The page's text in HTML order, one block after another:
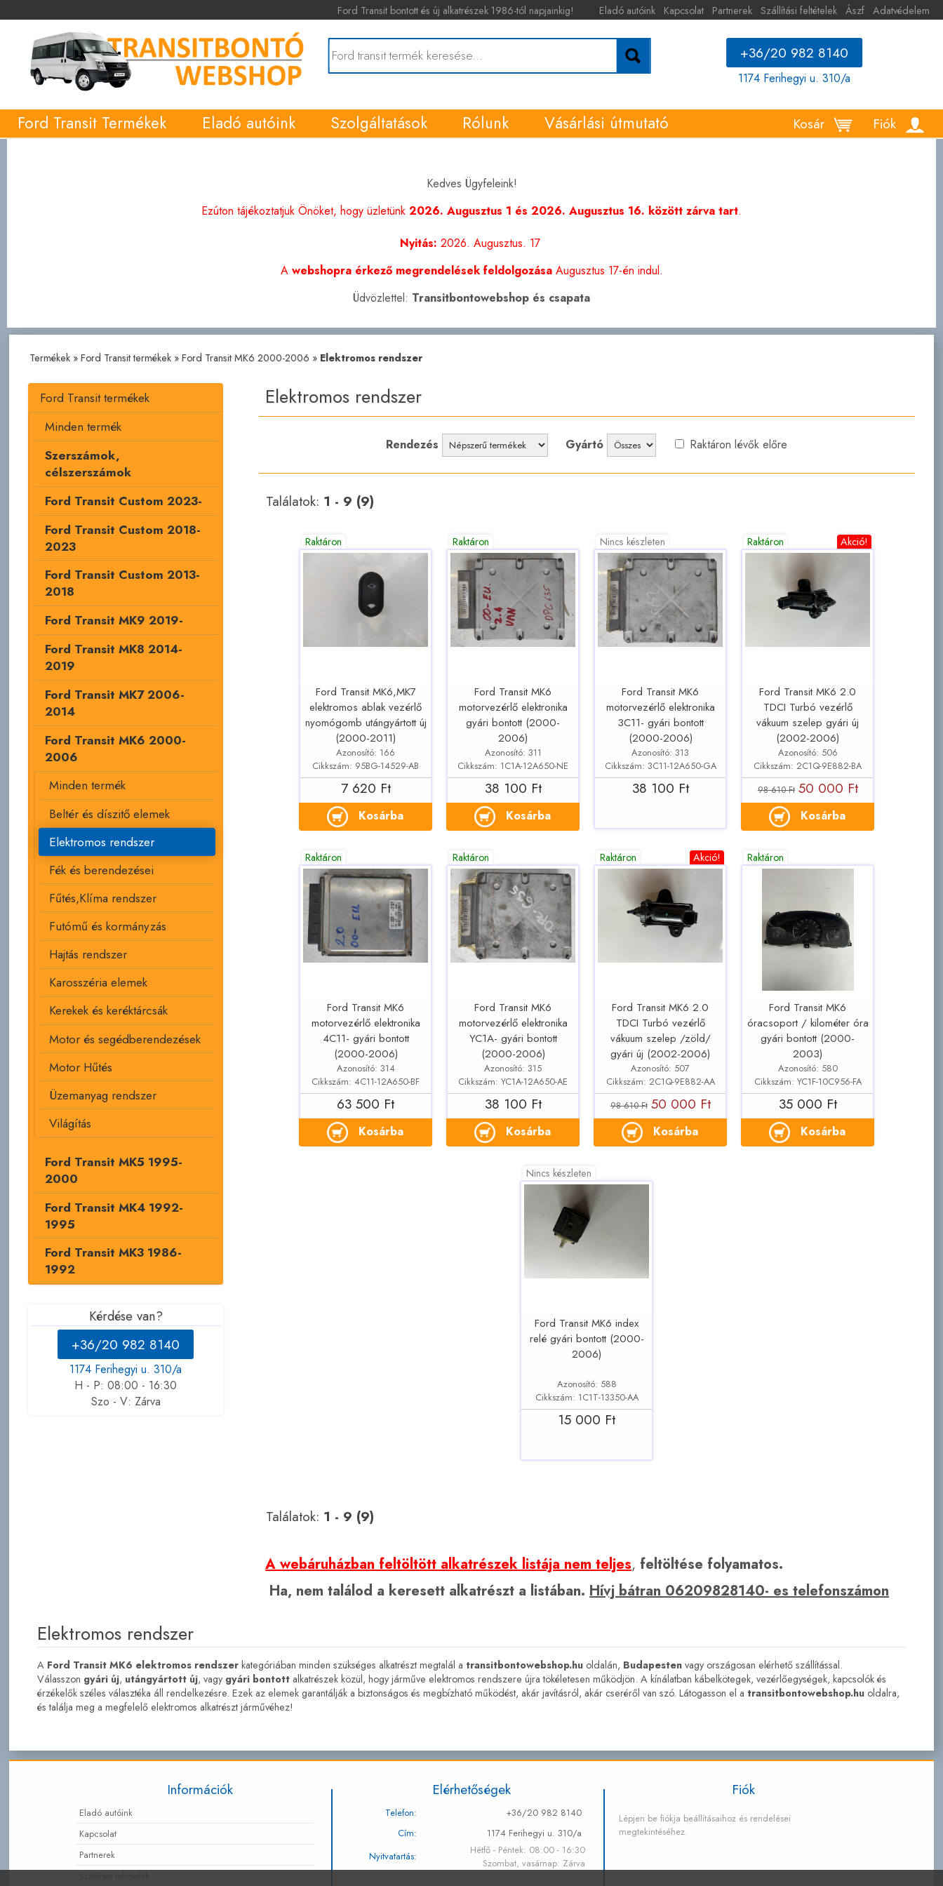
Ford Transit bontott és új alkatrészek 1986-tól napjainkig! Eladó autóink Kapcsolat Partnerek Szállítási feltételek Ászf Adatvédelem
+36/20 982 8140
1174 Ferihegyi u. 310/a
Ford Transit Termékek Eladó autóink Szolgáltatások Rólunk Vásárlási útmutató Fiók
Kosár
Kedves Ügyfeleink!
Ezúton tájékoztatjuk Önöket, hogy üzletünk 2026. Augusztus 1 és 2026. Augusztus 16. között zárva tart.
Nyitás: 2026. Augusztus. 17
A webshopra érkező megrendelések feldolgozásaAugusztus 17-én indul.
Üdvözlettel: Transitbontowebshop és csapata
Ford Transit termékek
Minden termék
Szerszámok,
célszerszámok
Ford Transit Custom 2023-
Ford Transit Custom 2018-
2023
Ford Transit Custom 2013-
2018
Ford Transit MK9 2019-
Ford Transit MK8 2014-
2019
Ford Transit MK7 2006-
2014
Ford Transit MK6 2000-
2006
Minden termék
Beltér és díszitő elemek
Elektromos rendszer
Fék és berendezései
Fűtés,Klíma rendszer
Futómű és kormányzás
Hajtás rendszer
Karosszéria elemek
Kerekek és keréktárcsák
Motor és segédberendezések
Motor Hűtés
Üzemanyag rendszer
Világítás
Ford Transit MK5 1995-
2000
Ford Transit MK4 1992-
1995
Ford Transit MK3 1986-
1992
Kérdése van?
+36/20 982 8140
1174 Ferihegyi u. 310/a
H - P: 08:00 - 16:30
Szo - V: Zárva
Termékek» Ford Transit termékek» Ford Transit MK6 2000-2006» Elektromos rendszer
Elektromos rendszer
Rendezés Gyártó Raktáron lévők előre
Találatok: 1 - 9 (9)
Raktáron
Ford Transit MK6,MK7
elektromos ablak vezérlő
nyomógomb utángyártott új
(2000-2011)
Azonosító: 166
Cikkszám: 95BG-14529-AB
7 620 Ft
Kosárba
Raktáron
Ford Transit MK6
motorvezérlő elektronika
gyári bontott (2000-
2006)
Azonosító: 311
Cikkszám: 1C1A-12A650-NE
38 100 Ft
Kosárba
Nincs készleten
Ford Transit MK6
motorvezérlő elektronika
3C11- gyári bontott
(2000-2006)
Azonosító: 313
Cikkszám: 3C11-12A650-GA
38 100 Ft
Akció!
Raktáron
Ford Transit MK6 2.0
TDCI Turbó vezérlő
vákuum szelep gyári új
(2002-2006)
Azonosító: 506
Cikkszám: 2C1Q-9E882-BA
98 610 Ft 50 000 Ft
Kosárba
Raktáron
Ford Transit MK6
motorvezérlő elektronika
4C11- gyári bontott
(2000-2006)
Azonosító: 314
Cikkszám: 4C11-12A650-BF
63 500 Ft
Kosárba
Raktáron
Ford Transit MK6
motorvezérlő elektronika
YC1A- gyári bontott
(2000-2006)
Azonosító: 315
Cikkszám: YC1A-12A650-AE
38 100 Ft
Kosárba
Akció!
Raktáron
Ford Transit MK6 2.0
TDCI Turbó vezérlő
vákuum szelep /zöld/
gyári új (2002-2006)
Azonosító: 507
Cikkszám: 2C1Q-9E882-AA
98 610 Ft 50 000 Ft
Kosárba
Raktáron
Ford Transit MK6
óracsoport / kilométer óra
gyári bontott (2000-
2003)
Azonosító: 580
Cikkszám: YC1F-10C956-FA
35 000 Ft
Kosárba
Nincs készleten
Ford Transit MK6 index
relé gyári bontott (2000-
2006)
Azonosító: 588
Cikkszám: 1C1T-13350-AA
15 000 Ft
Találatok: 1 - 9 (9)
A webáruházban feltöltött alkatrészek listája nem teljes,feltöltése folyamatos.
Ha, nem találod a keresett alkatrészt a listában. Hívj bátran 06209828140- es telefonszámon
Elektromos rendszer
A Ford Transit MK6 elektromos rendszerkategóriában minden szükséges alkatrészt megtalál a transitbontowebshop.huoldalán, Budapestenvagy országosan elérhető szállítással.
Válasszon gyári új, utángyártott új, vagy gyári bontottalkatrészek közül, hogy járműve elektromos rendszere újra tökéletesen működjön. A kínálatban kábelkötegek, vezérlőegységek, kapcsolók és
érzékelők széles választéka áll rendelkezésre. Ezek az elemek garantálják a biztonságos és megbízható működést, akár javításról, akár cseréről van szó. Látogasson el a transitbontowebshop.huoldalra,
és találja meg a megfelelő elektromos alkatrészt járművéhez!
Információk
Eladó autóink
Kapcsolat
Partnerek
Elérhetőségek
Telefon:
+36/20 982 8140
Cím:
1174 Ferihegyi u. 310/a
Nyitvatartás:
Hétfő - Péntek: 08:00 - 16:30
Szombat, vasárnap: Zárva
Fiók
Lépjen be fiókja beállításaihoz és rendelései
megtekintéséhez.